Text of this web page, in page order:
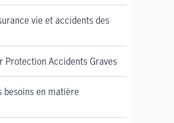
vie et accidents des
Protection Accidents Graves
besoins en matière